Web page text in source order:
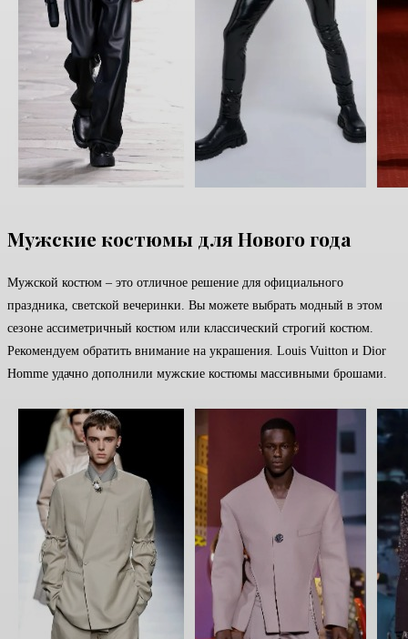
Мужские костюмы для Нового года
Мужской костюм – это отличное решение для официального
праздника, светской вечеринки. Вы можете выбрать модный в этом
сезоне ассиметричный костюм или классический строгий костюм.
Рекомендуем обратить внимание на украшения. Louis Vuitton и Dior
Homme удачно дополнили мужские костюмы массивными брошами.